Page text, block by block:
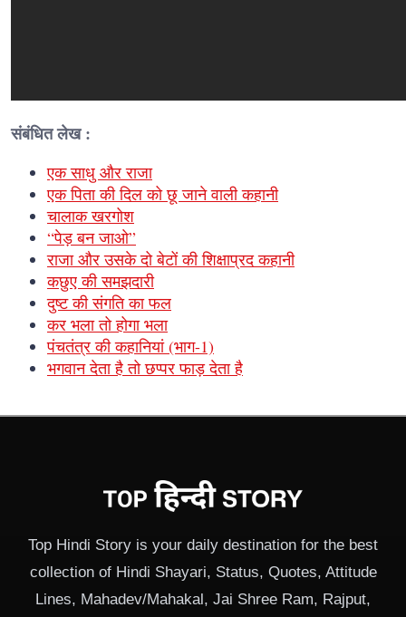
संबंधित लेख :
एक साधु और राजा
एक पिता की दिल को छू जाने वाली कहानी
चालाक खरगोश
“पेड़ बन जाओ”
राजा और उसके दो बेटों की शिक्षाप्रद कहानी
कछुए की समझदारी
दुष्ट की संगति का फल
कर भला तो होगा भला
पंचतंत्र की कहानियां (भाग-1)
भगवान देता है तो छप्पर फाड़ देता है
Top Hindi Story is your daily destination for the best
collection of Hindi Shayari, Status, Quotes, Attitude
Lines, Mahadev/Mahakal, Jai Shree Ram, Rajput,